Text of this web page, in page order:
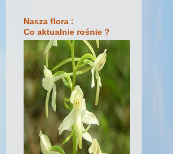
Nasza flora :
Co aktualnie rośnie ?